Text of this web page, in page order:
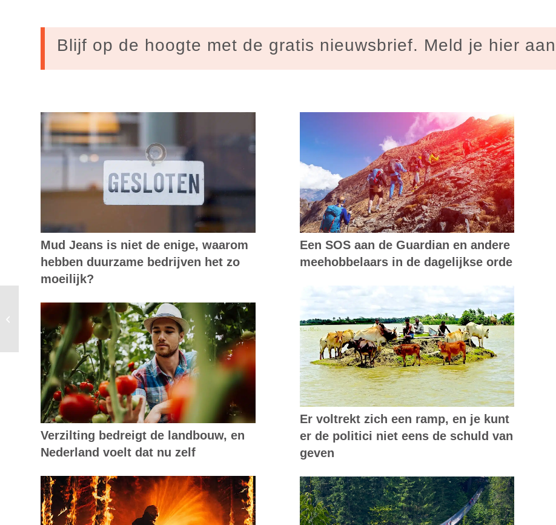
Blijf op de hoogte met de gratis nieuwsbrief. Meld je hier
Mud Jeans is niet de enige, waarom
hebben duurzame bedrijven het zo
moeilijk?
Verzilting bedreigt de landbouw, en
Nederland voelt dat nu zelf
Een SOS aan de Guardian en andere
meehobbelaars in de dagelijkse orde
Er voltrekt zich een ramp, en je kunt
er de politici niet eens de schuld van
geven
Groene Palm awards uitgereikt